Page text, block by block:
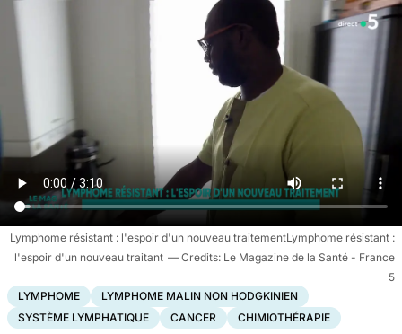
Lymphome résistant : l'espoir d'un nouveau traitementLymphome résistant :
l'espoir d'un nouveau traitant
Le Magazine de la Santé - France
5
LYMPHOME
LYMPHOME MALIN NON HODGKINIEN
SYSTÈME LYMPHATIQUE
CANCER CHIMIOTHÉRAPIE